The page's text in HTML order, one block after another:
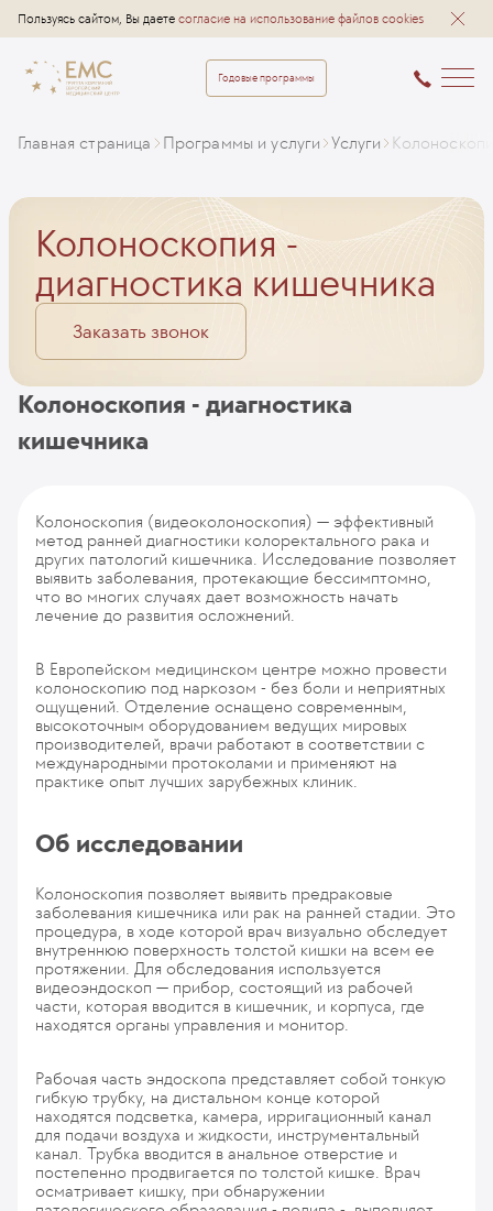
Пользуясь сайтом, Вы даете согласие на использование файлов cookies
Годовые программы
Главная страница Программы и услуги Услуги
Колоноскопия -
диагностика кишечника
Заказать звонок
Колоноскопия - диагностика
кишечника
Колоноскопия (видеоколоноскопия) — эффективный
метод ранней диагностики колоректального рака и
других патологий кишечника. Исследование позволяет
выявить заболевания, протекающие бессимптомно,
что во многих случаях дает возможность начать
лечение до развития осложнений.
В Европейском медицинском центре можно провести
колоноскопию под наркозом - без боли и неприятных
ощущений. Отделение оснащено современным,
высокоточным оборудованием ведущих мировых
производителей, врачи работают в соответствии с
международными протоколами и применяют на
практике опыт лучших зарубежных клиник.
Об исследовании
Колоноскопия позволяет выявить предраковые
заболевания кишечника или рак на ранней стадии. Это
процедура, в ходе которой врач визуально обследует
внутреннюю поверхность толстой кишки на всем ее
протяжении. Для обследования используется
видеоэндоскоп — прибор, состоящий из рабочей
части, которая вводится в кишечник, и корпуса, где
находятся органы управления и монитор.
Рабочая часть эндоскопа представляет собой тонкую
гибкую трубку, на дистальном конце которой
находятся подсветка, камера, ирригационный канал
для подачи воздуха и жидкости, инструментальный
канал. Трубка вводится в анальное отверстие и
постепенно продвигается по толстой кишке. Врач
осматривает кишку, при обнаружении